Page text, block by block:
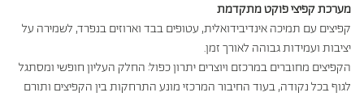
מערכת קפיצי פוקט מתקדמת
קפיצים עם תמיכה אינדיבידואלית, עטופים בבד וארוזים בנפרד, לשמירה על
יציבות ועמידות גבוהה לאורך זמן.
הקפיצים מחוברים במרכזם ויוצרים יתרון כפול: החלק העליון חופשי ומסתגל
לגוף בכל נקודה, בעוד החיבור המרכזי מונע התרחקות בין הקפיצים ותורם